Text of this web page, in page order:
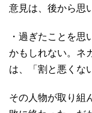
意見は、後から思
・過ぎたことを思
かもしれない。ネ
は、「割と悪くな
その人物が取り組